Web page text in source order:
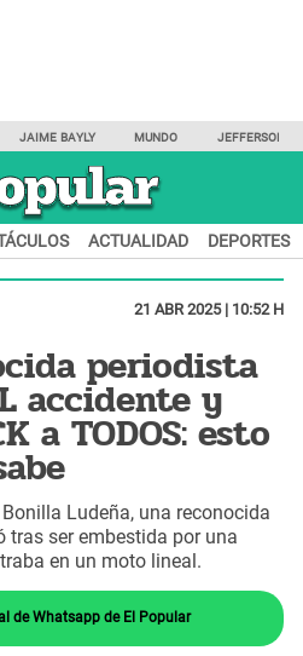
JAIME BAYLY MUNDO JEFFERSON
ACTUALIDAD DEPORTES
21 ABR 2025 | 10:52 H
periodista
accidente y
a TODOS: esto
Ludeña, una reconocida
tras ser embestida por una
en un moto lineal.
de Whatsapp de El Popular